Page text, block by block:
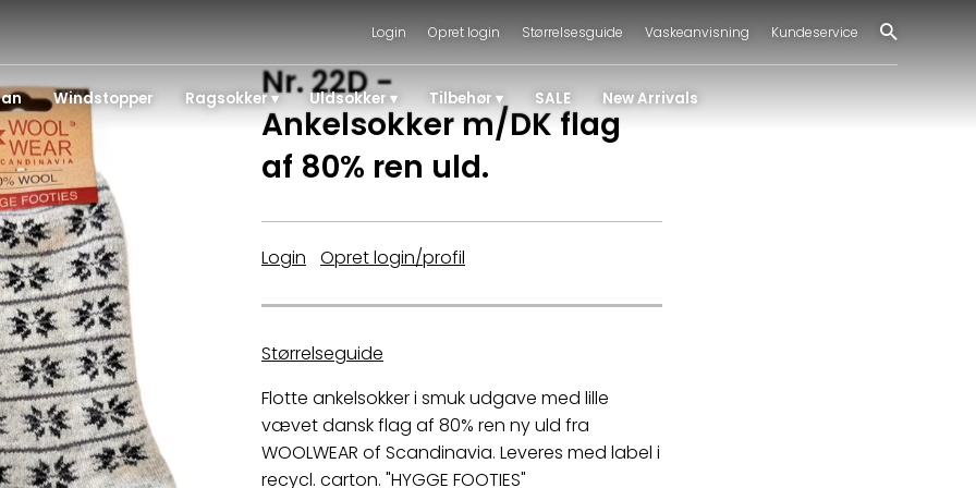
Login Opret login Størrelsesguide Vaskeanvisning Kundeservice
Windstopper Ragsokker Uldsokker Tilbehør SALE New Arrivals
Nr. 22D -
Ankelsokker m/DK flag
af 80% ren uld.
Login Opret login/profil
Størrelseguide
Flotte ankelsokker i smuk udgave med lille
vævet dansk flag af 80% ren ny uld fra
WOOLWEAR of Scandinavia. Leveres med label i
recycl. carton. "HYGGE FOOTIES"